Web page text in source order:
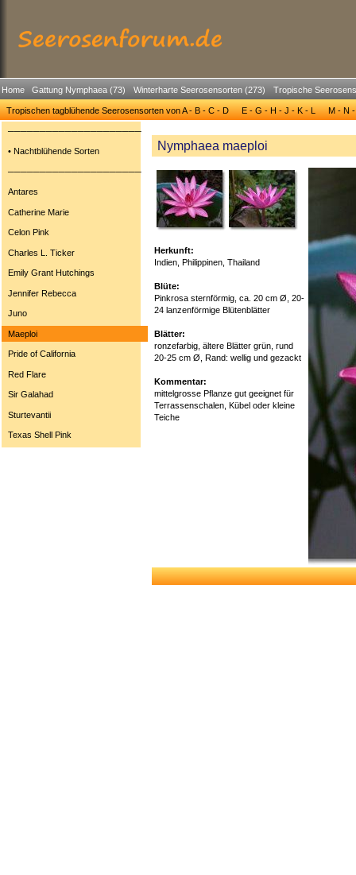
Home Gattung Nymphaea (73) Winterharte Seerosensorten (273) Tropische
Tropischen tagblühende Seerosensorten von A - B - C - D E - G - H - J - K - L M - N
Nymphaea maeploi
Herkunft:
Indien, Philippinen, Thailand
Blüte:
Pinkrosa sternförmig, ca. 20 cm Ø, 20-
24 lanzenförmige Blütenblätter
Blätter:
ronzefarbig, ältere Blätter grün, rund
20-25 cm Ø, Rand: wellig und gezackt
Kommentar:
mittelgrosse Pflanze gut geeignet für
Terrassenschalen, Kübel oder kleine
Teiche
─────────────────────
• Nachtblühende Sorten
─────────────────────
Antares
Catherine Marie
Celon Pink
Charles L. Ticker
Emily Grant Hutchings
Jennifer Rebecca
Juno
Maeploi
Pride of California
Red Flare
Sir Galahad
Sturtevantii
Texas Shell Pink